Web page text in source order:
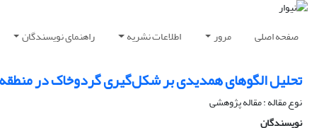
صفحه اصلی مرور اطلاعات نشریه راهنمای نویسندگان
تحلیل الگوهای همدیدی بر شکل‌گیری گردوخاک در
نوع مقاله : مقاله پژوهشی
نویسندگان